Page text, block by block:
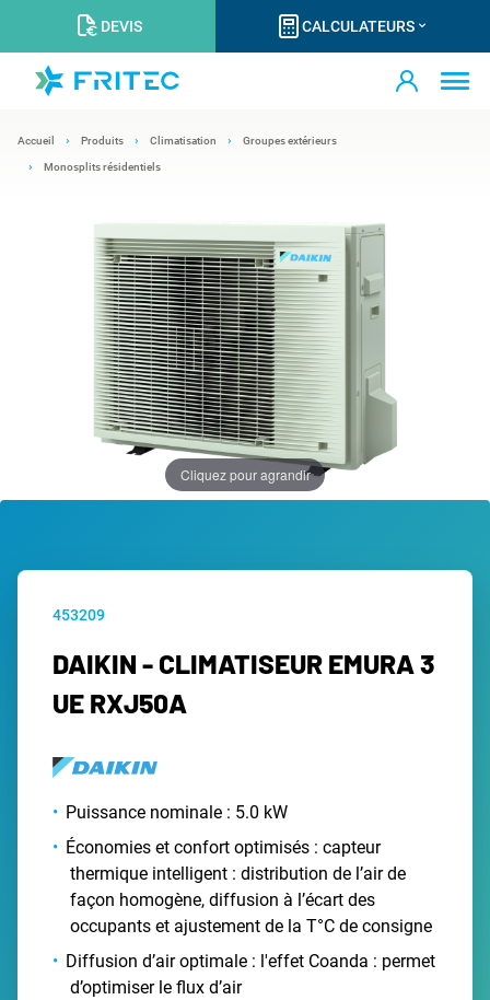
DEVIS CALCULATEURS
Accueil Produits Climatisation Groupes extérieurs
Monosplits résidentiels
Cliquez pour agrandir
453209
DAIKIN - CLIMATISEUR EMURA 3
UE RXJ50A
Puissance nominale : 5.0 kW
Économies et confort optimisés : capteur
thermique intelligent : distribution de l’air de
façon homogène, diffusion à l’écart des
occupants et ajustement de la T°C de consigne
Diffusion d’air optimale : l'effet Coanda : permet
d’optimiser le flux d’air